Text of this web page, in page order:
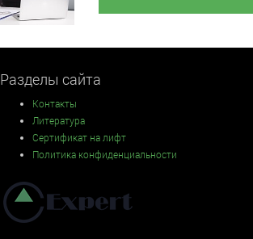
Разделы сайта
Контакты
Литература
Сертификат на лифт
Политика конфиденциальности